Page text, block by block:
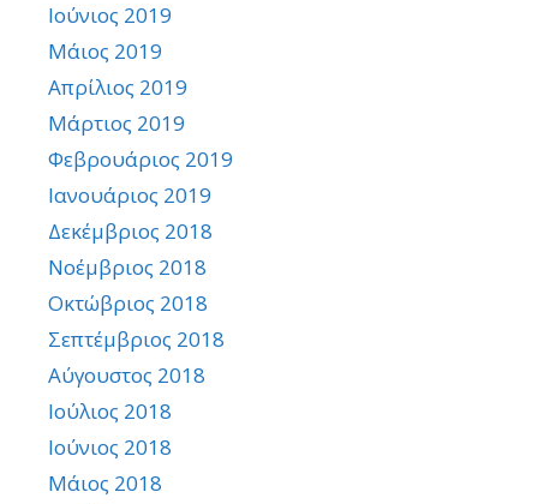
Ιούνιος 2019
Μάιος 2019
Απρίλιος 2019
Μάρτιος 2019
Φεβρουάριος 2019
Ιανουάριος 2019
Δεκέμβριος 2018
Νοέμβριος 2018
Οκτώβριος 2018
Σεπτέμβριος 2018
Αύγουστος 2018
Ιούλιος 2018
Ιούνιος 2018
Μάιος 2018